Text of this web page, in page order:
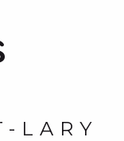
LARY